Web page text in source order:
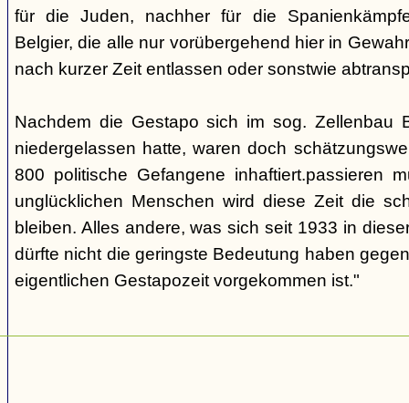
für die Juden, nachher für die
Belgier, die alle nur vorübergehend hier in
nach kurzer Zeit entlassen oder sonstwie
Nachdem die Gestapo sich im sog. Zellenbau
niedergelassen hatte, waren doch
800 politische Gefangene inhaftiert.passieren
unglücklichen Menschen wird diese Zeit die
bleiben. Alles andere, was sich seit 1933 in
dürfte nicht die geringste Bedeutung haben
eigentlichen Gestapozeit vorgekommen ist."